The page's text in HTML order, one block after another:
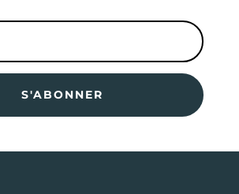
S'ABONNER